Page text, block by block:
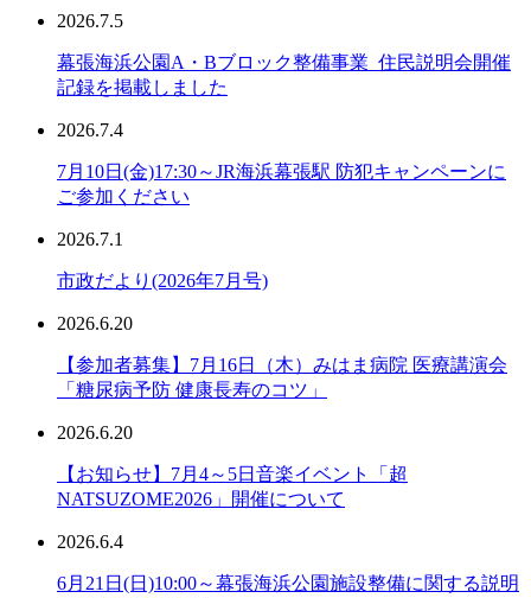
2026.7.5
幕張海浜公園A・Bブロック整備事業_住民説明会開催
記録を掲載しました
2026.7.4
7月10日(金)17:30～JR海浜幕張駅 防犯キャンペーンに
ご参加ください
2026.7.1
市政だより(2026年7月号)
2026.6.20
【参加者募集】7月16日（木）みはま病院 医療講演会
「糖尿病予防 健康長寿のコツ」
2026.6.20
【お知らせ】7月4～5日音楽イベント「超
NATSUZOME2026」開催について
2026.6.4
6月21日(日)10:00～幕張海浜公園施設整備に関する説明